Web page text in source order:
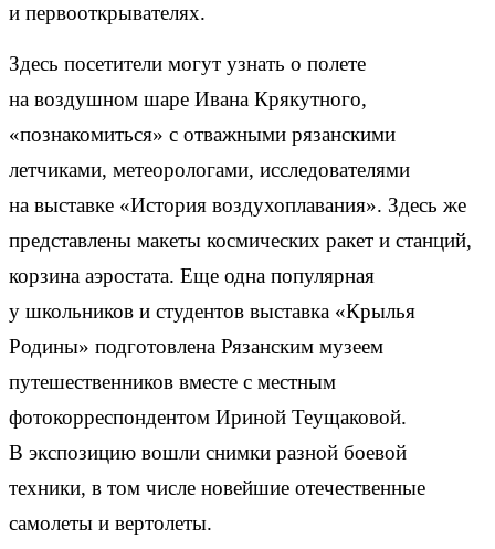
и первооткрывателях.
Здесь посетители могут узнать о полете
на воздушном шаре Ивана Крякутного,
«познакомиться» с отважными рязанскими
летчиками, метеорологами, исследователями
на выставке «История воздухоплавания». Здесь же
представлены макеты космических ракет и станций,
корзина аэростата. Еще одна популярная
у школьников и студентов выставка «Крылья
Родины» подготовлена Рязанским музеем
путешественников вместе с местным
фотокорреспондентом Ириной Теущаковой.
В экспозицию вошли снимки разной боевой
техники, в том числе новейшие отечественные
самолеты и вертолеты.